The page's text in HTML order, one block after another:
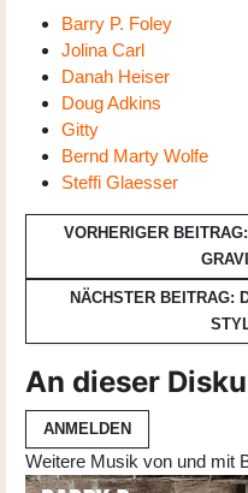
Barry P. Foley
Jolina Carl
Danah Heiser
Doug Adkins
Gitty
Bernd Marty Wolfe
Steffi Glaesser
VORHERIGER
NÄCHSTER BEITRAG:
An dieser
ANMELDEN
Weitere Musik von und mit